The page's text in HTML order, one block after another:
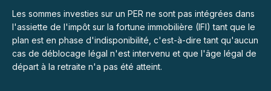
Les sommes investies sur un PER ne sont pas intégrées dans
l'assiette de l'impôt sur la fortune immobilière (IFI) tant que le
plan est en phase d'indisponibilité, c'est-à-dire tant qu'aucun
cas de déblocage légal n'est intervenu et que l'âge légal de
départ à la retraite n'a pas été atteint.